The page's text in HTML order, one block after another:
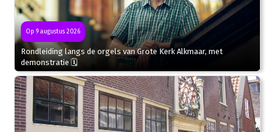
Op 9 augustus 2026
Rondleiding langs de orgels van Grote Kerk Alkmaar, met
demonstratie 🗓